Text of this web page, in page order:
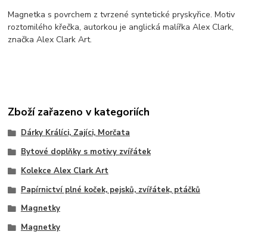
Magnetka s povrchem z tvrzené syntetické pryskyřice. Motiv
roztomilého křečka, autorkou je anglická malířka Alex Clark,
značka Alex Clark Art.
Zboží zařazeno v kategoriích
Dárky Králíci, Zajíci, Morčata
Bytové doplňky s motivy zvířátek
Kolekce Alex Clark Art
Papírnictví plné koček, pejsků, zvířátek, ptáčků
Magnetky
Magnetky